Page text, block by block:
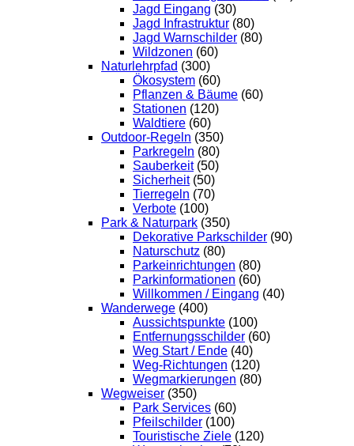
Jagd Eingang (30)
Jagd Infrastruktur (80)
Jagd Warnschilder (80)
Wildzonen (60)
Naturlehrpfad (300)
Ökosystem (60)
Pflanzen & Bäume (60)
Stationen (120)
Waldtiere (60)
Outdoor-Regeln (350)
Parkregeln (80)
Sauberkeit (50)
Sicherheit (50)
Tierregeln (70)
Verbote (100)
Park & Naturpark (350)
Dekorative Parkschilder (90)
Naturschutz (80)
Parkeinrichtungen (80)
Parkinformationen (60)
Willkommen / Eingang (40)
Wanderwege (400)
Aussichtspunkte (100)
Entfernungsschilder (60)
Weg Start / Ende (40)
Weg-Richtungen (120)
Wegmarkierungen (80)
Wegweiser (350)
Park Services (60)
Pfeilschilder (100)
Touristische Ziele (120)